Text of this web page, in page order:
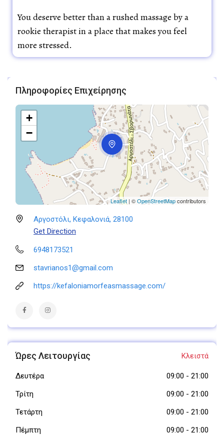
You deserve better than a rushed massage by a
rookie therapist in a place that makes you feel
more stressed.
Πληροφορίες Επιχείρησης
+
−
Leaflet | ©OpenStreetMapcontributors
Αργοστόλι, Κεφαλονιά, 28100
Get Direction
6948173521
stavrianos1@gmail.com
https://kefaloniamorfeasmassage.com/
Ώρες Λειτουργίας Κλειστά
Δευτέρα 09:00 - 21:00
Τρίτη
09:00 - 21:00
Τετάρτη
09:00 - 21:00
Πέμπτη
09:00 - 21:00